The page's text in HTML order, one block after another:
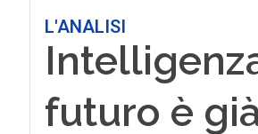
L'ANALISI
futuro è